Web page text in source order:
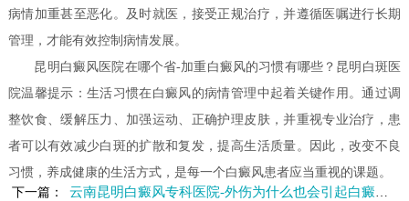
病情加重甚至恶化。及时就医，接受正规治疗，并遵循医嘱进行长期
管理，才能有效控制病情发展。
昆明白癜风医院在哪个省-加重白癜风的习惯有哪些？昆明白斑医
院温馨提示：生活习惯在白癜风的病情管理中起着关键作用。通过调
整饮食、缓解压力、加强运动、正确护理皮肤，并重视专业治疗，患
者可以有效减少白斑的扩散和复发，提高生活质量。因此，改变不良
习惯，养成健康的生活方式，是每一个白癜风患者应当重视的课题。
下一篇：
云南昆明白癜风专科医院-外伤为什么也会引起白癜风呢